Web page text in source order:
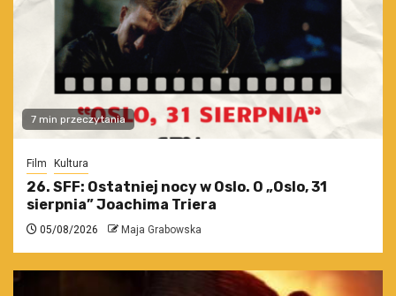
7 min przeczytania
Film Kultura
26. SFF: Ostatniej nocy w Oslo. O „Oslo, 31
sierpnia” Joachima Triera
05/08/2026 Maja Grabowska